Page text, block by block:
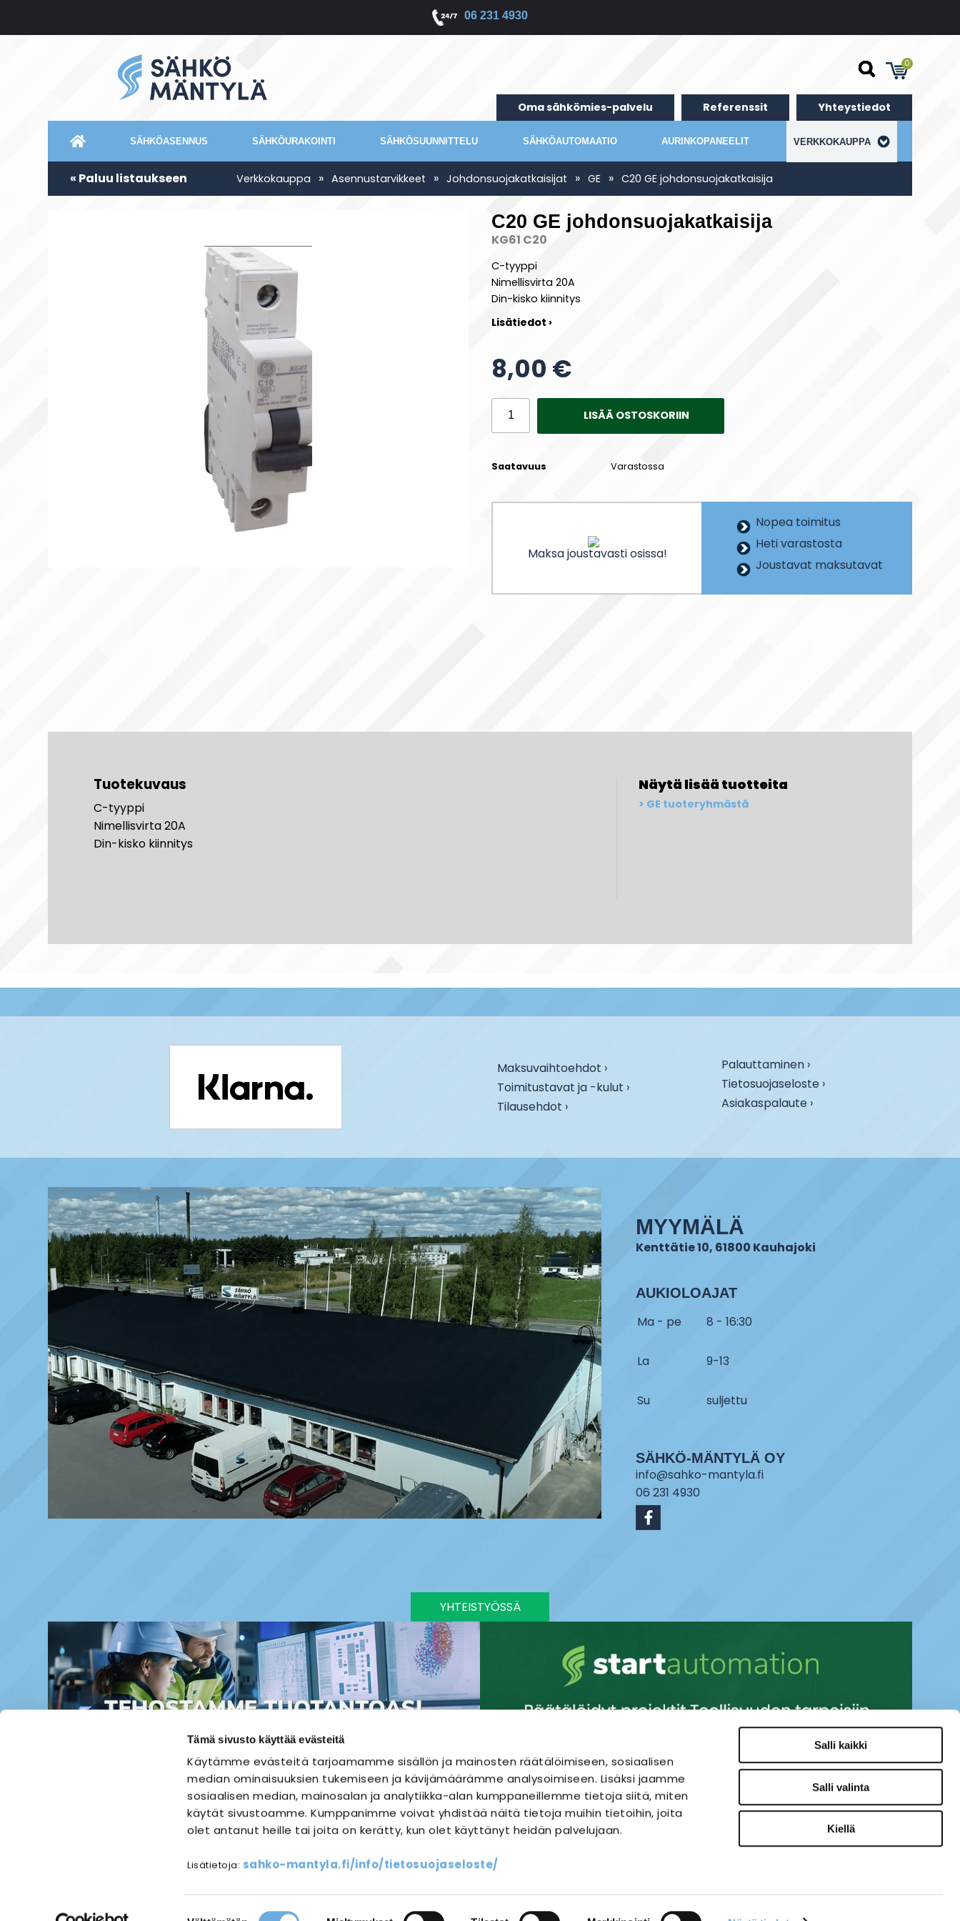
Tämä sivusto käyttää evästeitä
Käytämme evästeitä tarjoamamme sisällön ja mainosten räätälöimiseen, sosiaalisen
median ominaisuuksien tukemiseen ja kävijämäärämme analysoimiseen. Lisäksi jaamme
sosiaalisen median, mainosalan ja analytiikka-alan kumppaneillemme tietoja siitä, miten
käytät sivustoamme. Kumppanimme voivat yhdistää näitä tietoja muihin tietoihin, joita
olet antanut heille tai joita on kerätty, kun olet käyttänyt heidän palvelujaan.
Lisätietoja: sahko-mantyla.fi/info/tietosuojaseloste/
Salli kaikki
Salli valinta
Kiellä
06 231 4930
0
Oma sähkömies-palvelu Referenssit Yhteystiedot
SÄHKÖASENNUS SÄHKÖURAKOINTI SÄHKÖSUUNNITTELU SÄHKÖAUTOMAATIO AURINKOPANEELIT VERKKOKAUPPA
« Paluu listaukseen Verkkokauppa » Asennustarvikkeet » Johdonsuojakatkaisijat » GE » C20 GE johdonsuojakatkaisija
C20 GE johdonsuojakatkaisija
KG61 C20
C-tyyppi
Nimellisvirta 20A
Din-kisko kiinnitys
Lisätiedot ›
8,00 €
LISÄÄ OSTOSKORIIN
Saatavuus Varastossa
Maksa joustavasti osissa!
Nopea toimitus
Heti varastosta
Joustavat maksutavat
Tuotekuvaus
C-tyyppi
Nimellisvirta 20A
Din-kisko kiinnitys
Näytä lisää tuotteita
GE tuoteryhmästä
Maksuvaihtoehdot ›
Toimitustavat ja -kulut ›
Tilausehdot ›
Palauttaminen ›
Tietosuojaseloste ›
Asiakaspalaute ›
MYYMÄLÄ
Kenttätie 10, 61800 Kauhajoki
AUKIOLOAJAT
Ma - pe 8 - 16:30
La 9-13
Su suljettu
SÄHKÖ-MÄNTYLÄ OY
info@sahko-mantyla.fi
06 231 4930
YHTEISTYÖSSÄ
SÄHKÖASENNUS SÄHKÖURAKOINTI SÄHKÖSUUNNITTELU VERKKOKAUPPA
Referenssit Yhteystiedot